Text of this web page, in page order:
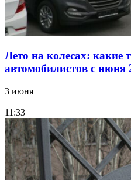
Лето на колесах: какие
автомобилистов с июня
3 июня
11:33